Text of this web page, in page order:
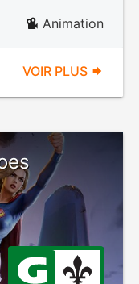
Animation
VOIR PLUS